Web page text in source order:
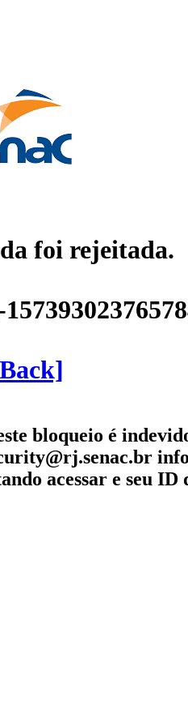
foi rejeitada.
bloqueio é
acessar e seu ID